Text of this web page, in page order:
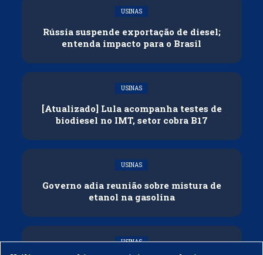
USINAS
Rússia suspende exportação de diesel;
entenda impacto para o Brasil
USINAS
[Atualizado] Lula acompanha testes de
biodiesel no IMT, setor cobra B17
USINAS
Governo adia reunião sobre mistura de
etanol na gasolina
USINAS